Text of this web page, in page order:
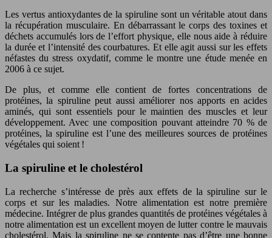
Les vertus antioxydantes de la spiruline sont un véritable atout dans
la récupération musculaire. En débarrassant le corps des toxines et
déchets accumulés lors de l’effort physique, elle nous aide à réduire
la durée et l’intensité des courbatures. Et elle agit aussi sur les effets
néfastes du stress oxydatif, comme le montre une étude menée en
2006 à ce sujet.
De plus, et comme elle contient de fortes concentrations de
protéines, la spiruline peut aussi améliorer nos apports en acides
aminés, qui sont essentiels pour le maintien des muscles et leur
développement. Avec une composition pouvant atteindre 70 % de
protéines, la spiruline est l’une des meilleures sources de protéines
végétales qui soient !
La spiruline et le cholestérol
La recherche s’intéresse de près aux effets de la spiruline sur le
corps et sur les maladies. Notre alimentation est notre première
médecine. Intégrer de plus grandes quantités de protéines végétales à
notre alimentation est un excellent moyen de lutter contre le mauvais
cholestérol. Mais la spiruline ne se contente pas d’être une bonne